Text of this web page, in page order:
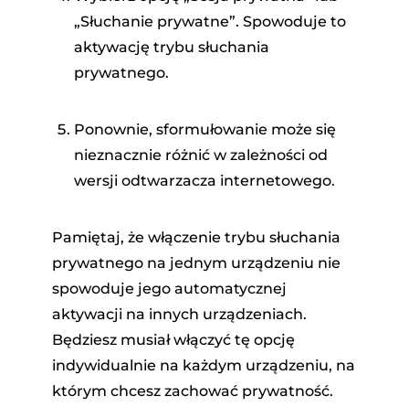
„Słuchanie prywatne”. Spowoduje to
aktywację trybu słuchania
prywatnego.
Ponownie, sformułowanie może się
nieznacznie różnić w zależności od
wersji odtwarzacza internetowego.
Pamiętaj, że włączenie trybu słuchania
prywatnego na jednym urządzeniu nie
spowoduje jego automatycznej
aktywacji na innych urządzeniach.
Będziesz musiał włączyć tę opcję
indywidualnie na każdym urządzeniu, na
którym chcesz zachować prywatność.